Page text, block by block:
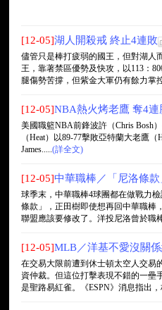
[12-05]湖人開殺戒 終止4連敗
儘管只是棒打疲弱的國王，但對湖人
王，靠著禁區優勢及快攻，以113：
腿傷勢苦撐，但紫金大軍仍有餘力掌
[12-05]NBA熱火烤老鷹 奪4連
美國職籃NBA前鋒波許（Chris Bosh
（Heat）以89-77擊敗亞特蘭大老鷹
James.....(詳全文)
[12-05]中華職棒／「尼洛條
球季末，中華職棒4球團都在做戰力
條款」，正田樹即使想再回中華職棒
聯盟應該要修改了。洋投尼洛曾於職
[12-05]MLB／洋基不愛沒關
在交易大限前遭到休士頓太空人交易
資仲裁。但這位打擊表現不錯的一壘
是聖路易紅雀。《ESPN》消息指出，